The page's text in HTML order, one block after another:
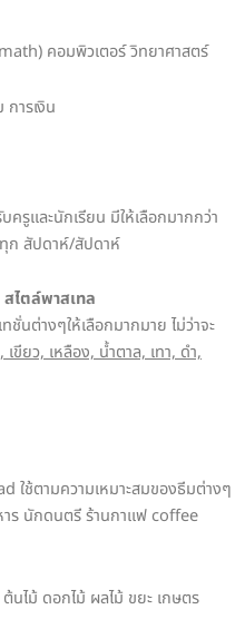
คอมพิวเตอร์ วิทยาศาสตร์
ารเงิน
ครูและนักเรียน มีให้เลือกมากกว่า
ก สัปดาห์/สัปดาห์
ไตล์พาสเทล
ชั่นต่างๆให้เลือกมากมาย ไม่ว่าจะ
ขียว, เหลือง, น้ำตาล, เทา, ดำ,
ใช้ตามความเหมาะสมของธีมต่างๆ
าร นักดนตรี ร้านกาแฟ coffee
นไม้ ดอกไม้ ผลไม้ ขยะ เกษตร